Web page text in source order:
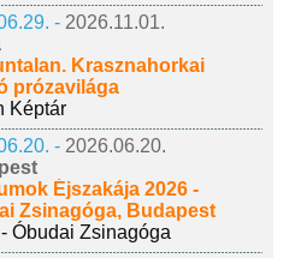
- 2026.11.01.
Krasznahorkai
prózavilága
Képtár
- 2026.06.20.
Éjszakája 2026 -
Zsinagóga, Budapest
Óbudai Zsinagóga